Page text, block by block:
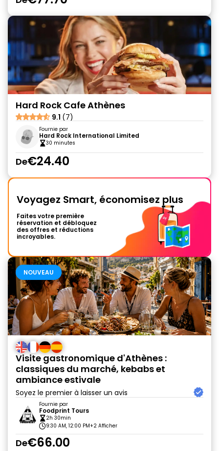
Hard Rock Cafe Athènes
9.1 (7)
Fournie par
Hard Rock International Limited
30 minutes
De€24.40
Voyagez Smart, économisez plus
Faites votre première
réservation et débloquez
des offres et réductions
incroyables.
NOUVEAU
Visite gastronomique d'Athènes :
classiques du marché, kebabs et
ambiance estivale
Soyez le premier à laisser un avis
Fournie par
Foodprint Tours
2h 30min
9:30 AM, 12:00 PM+2 Afficher
De€66.00